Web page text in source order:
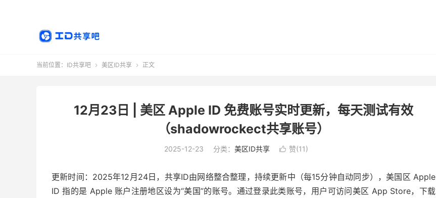
当前位置： ID共享吧  美区ID共享  正文
12月23日 | 美区 Apple ID 免费账号实时更新，每天测试有效
（shadowrockect共享账号）
2025-12-23 分类： 美区ID共享  赞(11)
更新时间：2025年12月24日，共享ID由网络整合整理，持续更新中（每15分钟自动同步），美国区 Apple
ID 指的是 Apple 账户注册地区设为“美国”的账号。通过登录此类账号，用户可访问美区 App Store，下载